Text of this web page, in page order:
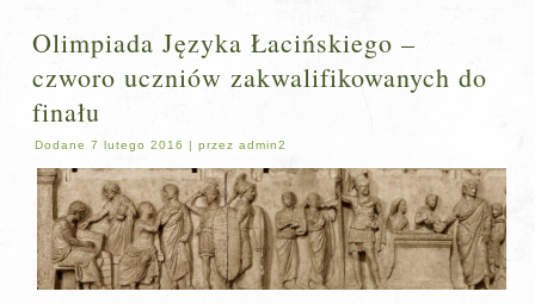
Olimpiada Języka Łacińskiego –
czworo uczniów zakwalifikowanych do
finału
Dodane 7 lutego 2016 |przez admin2